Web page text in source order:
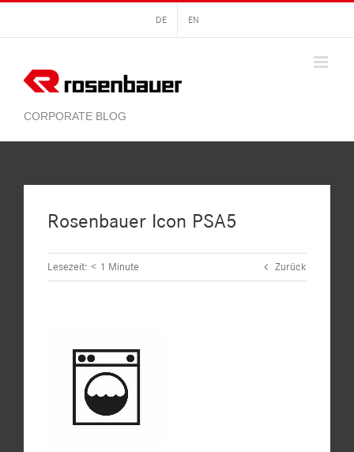
springen
DE EN
Rosenbauer Icon PSA5
Lesezeit: < 1 Minute Zurück